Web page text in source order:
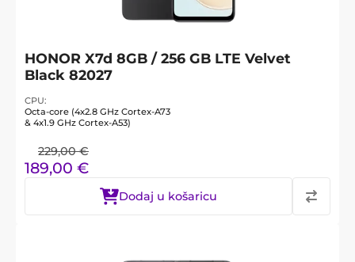
HONOR X7d 8GB / 256 GB LTE Velvet
Black 82027
CPU
Octa-core (4x2.8 GHz Cortex-A73
& 4x1.9 GHz Cortex-A53)
229,00 €
189,00 €
Dodaj u košaricu